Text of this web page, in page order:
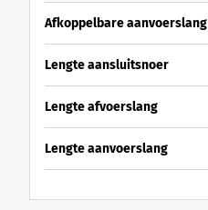
Afkoppelbare aanvoerslang
Lengte aansluitsnoer
Lengte afvoerslang
Lengte aanvoerslang